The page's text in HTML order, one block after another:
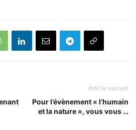
Article suivant
Pour l’évènement « l’humain
et la nature », vous vous …